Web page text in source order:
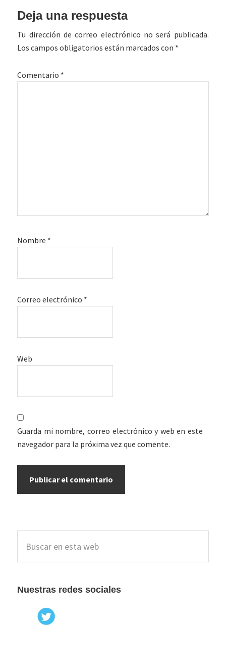
Interacciones
con
los
Deja una respuesta
Tu dirección de correo electrónico no será publicada.
Los campos obligatorios están marcados con *
Comentario *
Nombre *
Correo electrónico *
Web
Guarda mi nombre, correo electrónico y web en este
navegador para la próxima vez que comente.
Barra
lateral
esta
Nuestras redes sociales